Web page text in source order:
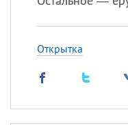
Открытка